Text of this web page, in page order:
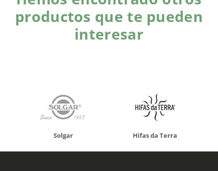
productos que te pueden
interesar
Solgar Hifas da Terra